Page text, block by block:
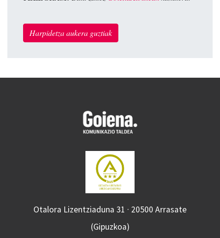
Harpidetza aukera guztiak
Otalora Lizentziaduna 31 · 20500 Arrasate
(Gipuzkoa)